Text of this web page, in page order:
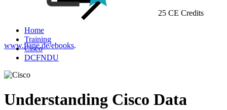
www.flane.de/ebooks.
25 CE Credits
Home
Training
Cisco
DCFNDU
Understanding Cisco Data